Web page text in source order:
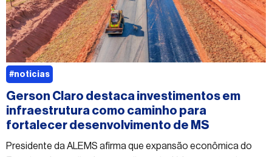
Gerson Claro destaca investimentos em
infraestrutura como caminho para
fortalecer desenvolvimento de MS
Presidente da ALEMS afirma que expansão econômica do
#noticias